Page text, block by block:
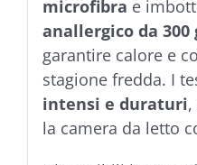
microfibra e
anallergico da 300
garantire calore e
stagione fredda. I
intensi e duraturi
la camera da letto